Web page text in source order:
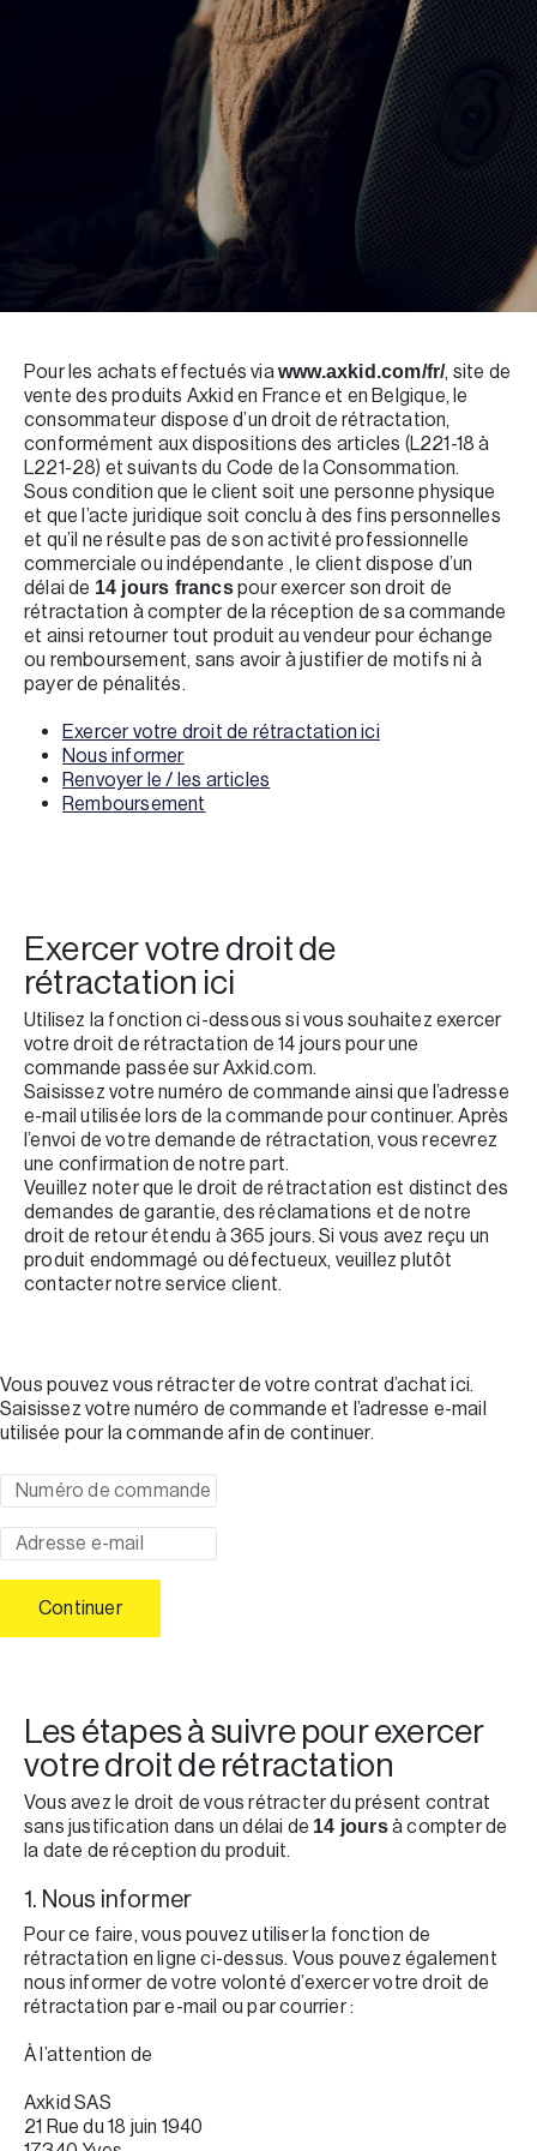
Pour les achats effectués viawww.axkid.com/fr/, site de
vente des produits Axkid en France et en Belgique, le
consommateur dispose d’un droit de rétractation,
conformément aux dispositions des articles (L221-18 à
L221-28) et suivants du Code de la Consommation.
Sous condition que le client soit une personne physique
et que l’acte juridique soit conclu à des fins personnelles
et qu’il ne résulte pas de son activité professionnelle
commerciale ou indépendante , le client dispose d’un
délai de 14 jours francspour exercer son droit de
rétractation à compter de la réception de sa commande
et ainsi retourner tout produit au vendeur pour échange
ou remboursement, sans avoir à justifier de motifs ni à
payer de pénalités.
Exercer votre droit de rétractation ici
Nous informer
Renvoyer le / les articles
Remboursement
Exercer votre droit de
rétractation ici
Utilisez la fonction ci-dessous si vous souhaitez exercer
votre droit de rétractation de 14 jours pour une
commande passée sur Axkid.com.
Saisissez votre numéro de commande ainsi que l’adresse
e-mail utilisée lors de la commande pour continuer. Après
l’envoi de votre demande de rétractation, vous recevrez
une confirmation de notre part.
Veuillez noter que le droit de rétractation est distinct des
demandes de garantie, des réclamations et de notre
droit de retour étendu à 365 jours. Si vous avez reçu un
produit endommagé ou défectueux, veuillez plutôt
contacter notre service client.
Vous pouvez vous rétracter de votre contrat d’achat ici.
Saisissez votre numéro de commande et l’adresse e-mail
utilisée pour la commande afin de continuer.
Numéro de commande
Adresse e-mail
Continuer
Les étapes à suivre pour exercer
votre droit de rétractation
Vous avez le droit de vous rétracter du présent contrat
sans justification dans un délai de 14 joursà compter de
la date de réception du produit.
1. Nous informer
Pour ce faire, vous pouvez utiliser la fonction de
rétractation en ligne ci-dessus. Vous pouvez également
nous informer de votre volonté d’exercer votre droit de
rétractation par e-mail ou par courrier :
À l’attention de
Axkid SAS
21 Rue du 18 juin 1940